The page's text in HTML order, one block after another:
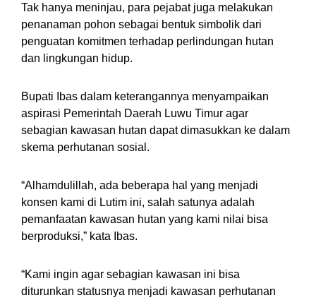
Tak hanya meninjau, para pejabat juga melakukan
penanaman pohon sebagai bentuk simbolik dari
penguatan komitmen terhadap perlindungan hutan
dan lingkungan hidup.
Bupati Ibas dalam keterangannya menyampaikan
aspirasi Pemerintah Daerah Luwu Timur agar
sebagian kawasan hutan dapat dimasukkan ke dalam
skema perhutanan sosial.
“Alhamdulillah, ada beberapa hal yang menjadi
konsen kami di Lutim ini, salah satunya adalah
pemanfaatan kawasan hutan yang kami nilai bisa
berproduksi,” kata Ibas.
“Kami ingin agar sebagian kawasan ini bisa
diturunkan statusnya menjadi kawasan perhutanan